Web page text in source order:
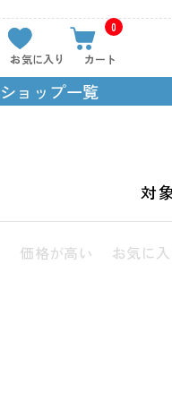
お気に入り
0
カート
ショップ一覧
対
価格が高い お気に